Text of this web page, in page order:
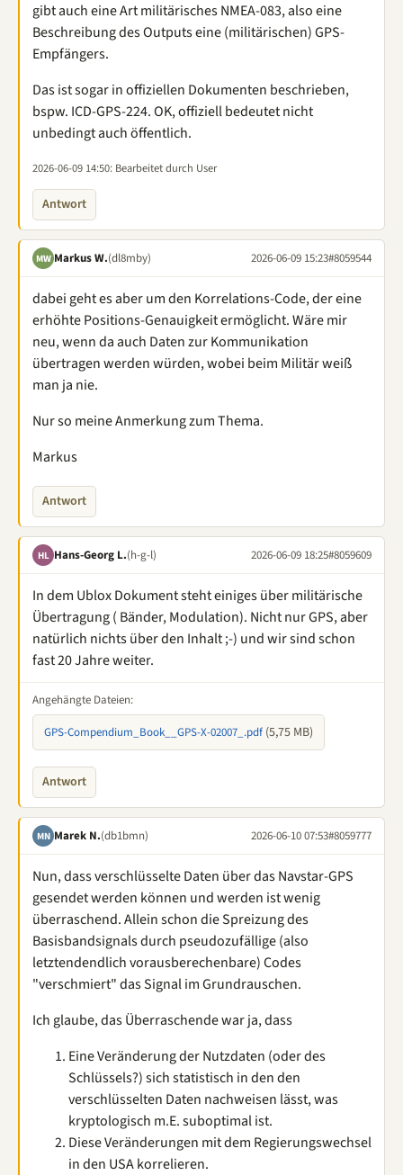
gibt auch eine Art militärisches NMEA-083, also eine
Beschreibung des Outputs eine (militärischen) GPS-
Empfängers.
Das ist sogar in offiziellen Dokumenten beschrieben,
bspw. ICD-GPS-224. OK, offiziell bedeutet nicht
unbedingt auch öffentlich.
2026-06-09 14:50: Bearbeitet durch User
Antwort
MW Markus W.(dl8mby) 2026-06-09 15:23#8059544
dabei geht es aber um den Korrelations-Code, der eine
erhöhte Positions-Genauigkeit ermöglicht. Wäre mir
neu, wenn da auch Daten zur Kommunikation
übertragen werden würden, wobei beim Militär weiß
man ja nie.
Nur so meine Anmerkung zum Thema.
Markus
Antwort
HL Hans-Georg L.(h-g-l) 2026-06-09 18:25#8059609
In dem Ublox Dokument steht einiges über militärische
Übertragung ( Bänder, Modulation). Nicht nur GPS, aber
natürlich nichts über den Inhalt ;-) und wir sind schon
fast 20 Jahre weiter.
Angehängte Dateien:
GPS-Compendium_Book__GPS-X-02007_.pdf (5,75 MB)
Antwort
MN Marek N.(db1bmn) 2026-06-10 07:53#8059777
Nun, dass verschlüsselte Daten über das Navstar-GPS
gesendet werden können und werden ist wenig
überraschend. Allein schon die Spreizung des
Basisbandsignals durch pseudozufällige (also
letztendendlich vorausberechenbare) Codes
"verschmiert" das Signal im Grundrauschen.
Ich glaube, das Überraschende war ja, dass
Eine Veränderung der Nutzdaten (oder des
Schlüssels?) sich statistisch in den den
verschlüsselten Daten nachweisen lässt, was
kryptologisch m.E. suboptimal ist.
Diese Veränderungen mit dem Regierungswechsel
in den USA korrelieren.